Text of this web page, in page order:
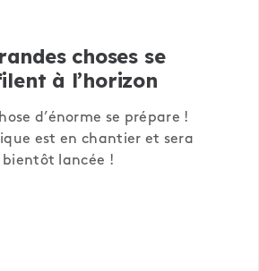
choses se
à l’horizon
d’énorme se prépare !
est en chantier et sera
bientôt lancée !